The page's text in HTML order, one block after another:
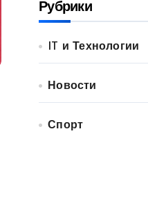
Рубрики
IT и Технологии
Новости
Спорт